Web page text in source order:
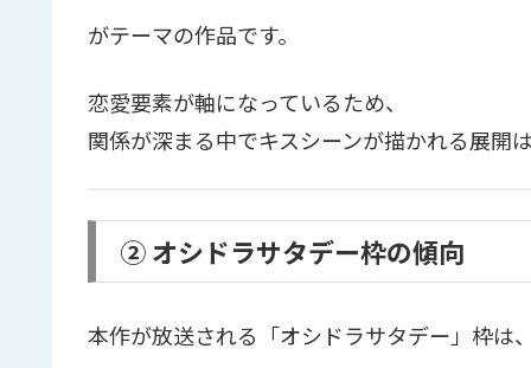
がテーマの作品です。
恋愛要素が軸になっているため、
関係が深まる中でキスシーンが描かれる展開は
② オシドラサタデー枠の傾向
本作が放送される「オシドラサタデー」枠は、